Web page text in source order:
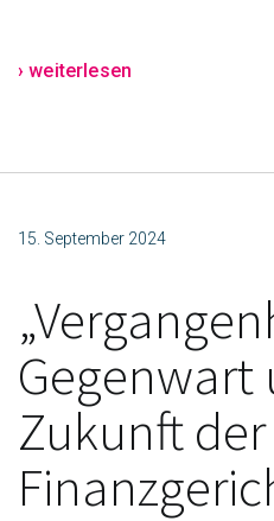
› weiterlesen
15. September 2024
Gegenwart
Zukunft der